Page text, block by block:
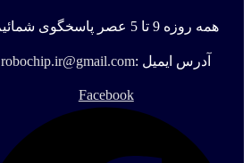
همه روزه 9 تا 5 عصر پاسخگوی شمائیم
آدرس ایمیل :robochip.ir@gmail.com
Facebook